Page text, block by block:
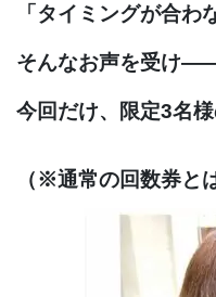
「タイミングが合わ
そんなお声を受け
今回だけ、限定3名様
（※通常の回数券と